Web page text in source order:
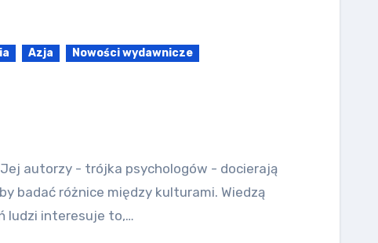
Azja Nowości wydawnicze
autorzy - trójka psychologów - docierają
badać różnice między kulturami. Wiedzą
ludzi interesuje to,…